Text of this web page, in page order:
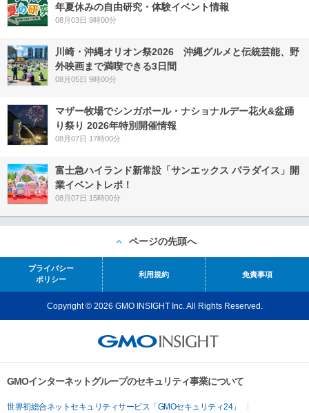
年夏休みの自由研究・体験イベント情報
08月03日 9時00分
川崎・沖縄オリオン祭2026 沖縄グルメと伝統芸能、野
外映画まで満喫できる3日間
08月05日 9時00分
マザー牧場でシンガポール・ナショナルデー花火&盆踊
り祭り 2026年特別開催情報
08月07日 17時00分
富士急ハイランド新常設「サンエックス パラダイス」開
業イベントレポ！
08月07日 15時00分
ページの先頭へ
プライバシー
ポリシー
利用規約 免責事項
Copyright © 2026 GMO INSIGHT Inc. All Rights Reserved.
GMOインターネットグループのセキュリティ事業について
世界初総合ネットセキュリティサービス「GMOセキュリティ24」